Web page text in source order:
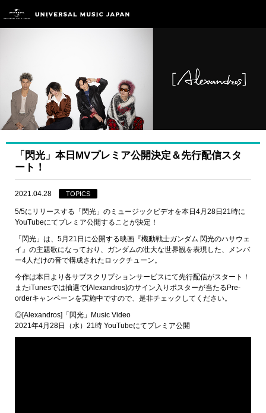
「閃光」本日MVプレミア公開決定＆先行配信スタ
ート！
2021.04.28 TOPICS
5/5にリリースする「閃光」のミュージックビデオを本日4月28日21時に
YouTubeにてプレミア公開することが決定！
「閃光」は、5月21日に公開する映画『機動戦士ガンダム 閃光のハサウェ
イ』の主題歌になっており、ガンダムの壮大な世界観を表現した、メンバ
ー4人だけの音で構成されたロックチューン。
今作は本日より各サブスクリプションサービスにて先行配信がスタート！
またiTunesでは抽選で[Alexandros]のサイン入りポスターが当たるPre-
orderキャンペーンを実施中ですので、是非チェックしてください。
◎[Alexandros]「閃光」Music Video
2021年4月28日（水）21時 YouTubeにてプレミア公開